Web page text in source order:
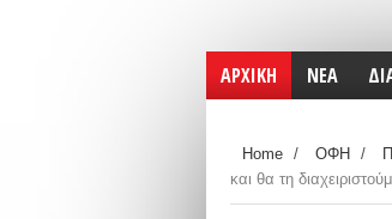
ΑΡΧΙΚΗ ΝΕΑ
Home / ΟΦΗ /
και θα τη